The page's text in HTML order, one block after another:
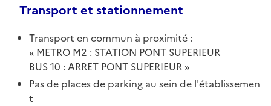
Transport et stationnement
Transport en commun à proximité :
METRO M2 : STATION PONT SUPERIEUR
BUS 10 : ARRET PONT SUPERIEUR
Pas de places de parking au sein de l'établissemen
t